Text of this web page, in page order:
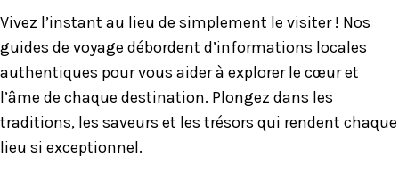
Vivez l’instant au lieu de simplement le visiter ! Nos
guides de voyage débordent d’informations locales
authentiques pour vous aider à explorer le cœur et
l’âme de chaque destination. Plongez dans les
traditions, les saveurs et les trésors qui rendent chaque
lieu si exceptionnel.